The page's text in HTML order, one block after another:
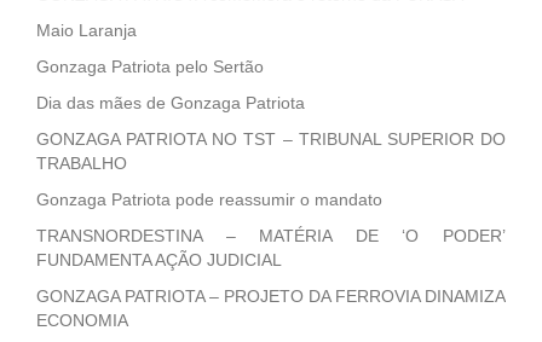
Maio Laranja
Gonzaga Patriota pelo Sertão
Dia das mães de Gonzaga Patriota
GONZAGA PATRIOTA NO TST – TRIBUNAL SUPERIOR DO
TRABALHO
Gonzaga Patriota pode reassumir o mandato
TRANSNORDESTINA – MATÉRIA DE ‘O PODER’
FUNDAMENTA AÇÃO JUDICIAL
GONZAGA PATRIOTA – PROJETO DA FERROVIA DINAMIZA
ECONOMIA